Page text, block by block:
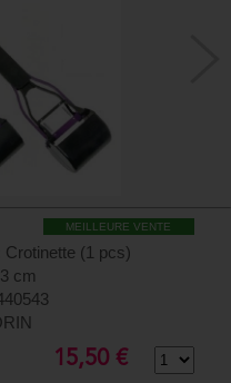
MEILLEURE VENTE
Crotinette (1 pcs)
cm
15,50 €